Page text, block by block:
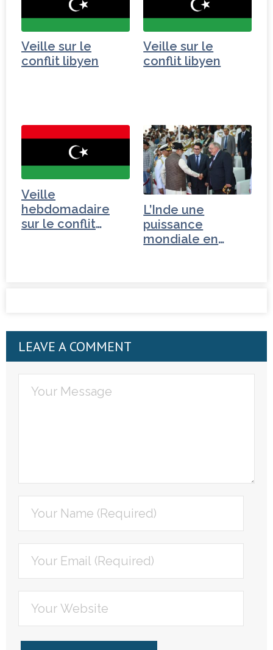
Veille sur le
conflit libyen
Veille sur le
conflit libyen
Veille
hebdomadaire
sur le conflit
L’Inde une
puissance
mondiale en
LEAVE A COMMENT